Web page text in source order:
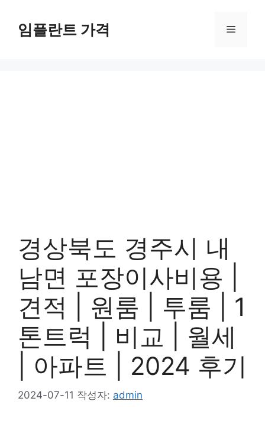
임플란트 가격 메
경상북도 경주시 내
남면 포장이사비용 |
견적 | 원룸 | 투룸 | 1
톤트럭 | 비교 | 월세
| 아파트 | 2024 후기
2024-07-11 작성자: admin